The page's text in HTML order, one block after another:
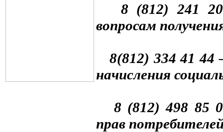
8 (812) 241 20
вопросам
8(812) 334 41 44
начисления
8 (812) 498 85
прав